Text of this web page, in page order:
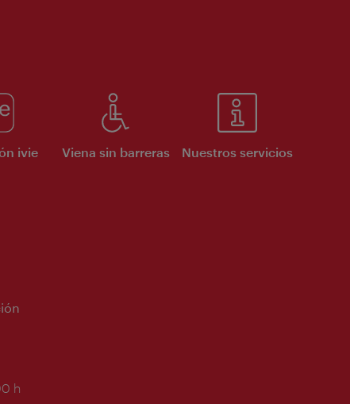
ivie Viena sin barreras Nuestros servicios
h